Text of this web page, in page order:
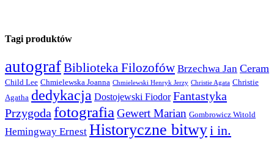
Tagi produktów
autografBiblioteka Filozofów Brzechwa Jan Ceram
Child Lee Chmielewska Joanna Chmielewski Henryk Jerzy Christie Agata Christie
Agatha dedykacja Dostojewski Fiodor Fantastyka
Przygodafotografia Gewert Marian Gombrowicz Witold
Hemingway Ernest Historyczne bitwyi in.